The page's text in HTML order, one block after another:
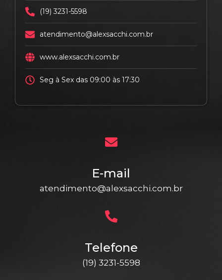
(19) 3231-5598
atendimento@alexsacchi.com.br
www.alexsacchi.com.br
Seg à Sex das 09:00 às 17:30
E-mail
atendimento@alexsacchi.com.br
Telefone
(19) 3231-5598